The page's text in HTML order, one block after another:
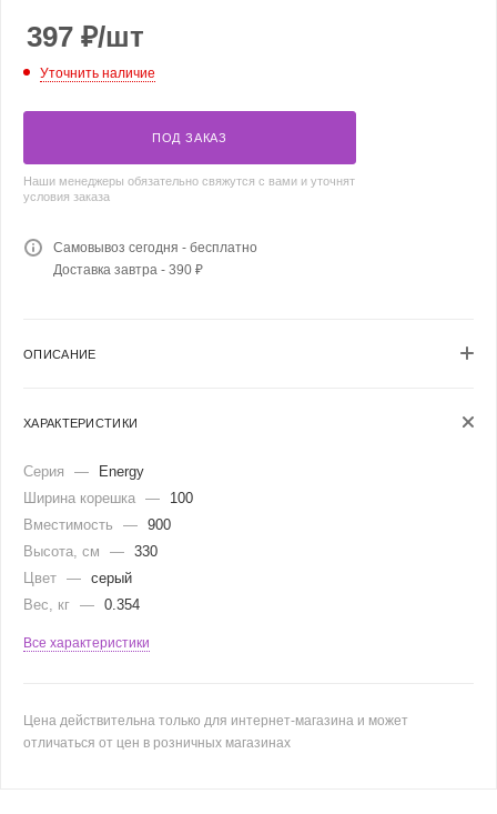
397 ₽/шт
Уточнить наличие
ПОД ЗАКАЗ
Наши менеджеры обязательно свяжутся с вами и уточнят
условия заказа
Самовывоз сегодня - бесплатно
Доставка завтра - 390 ₽
ОПИСАНИЕ
ХАРАКТЕРИСТИКИ
Серия —
Energy
Ширина корешка —
100
Вместимость
— 900
Высота, см
— 330
Цвет — серый
Вес, кг — 0.354
Все характеристики
Цена действительна только для интернет-магазина и может
отличаться от цен в розничных магазинах